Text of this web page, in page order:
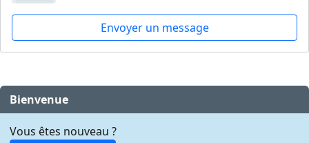
Envoyer un message
Bienvenue
Vous êtes nouveau ?